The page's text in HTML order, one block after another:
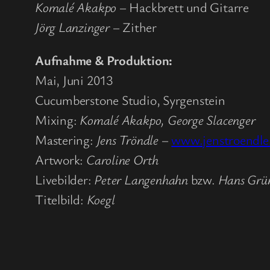
Komalé Akakpo – Hackbrett und Gitarre
Jörg Lanzinger– Zither
Aufnahme & Produktion:
Mai, Juni 2013
Cucumberstone Studio, Syrgenstein
Mixing: Komalé Akakpo, George Slacenger
Mastering: Jens Tröndle–
Artwork: Caroline Orth
Livebilder: Peter Langenhahnbzw. Hans
Titelbild: Koegl